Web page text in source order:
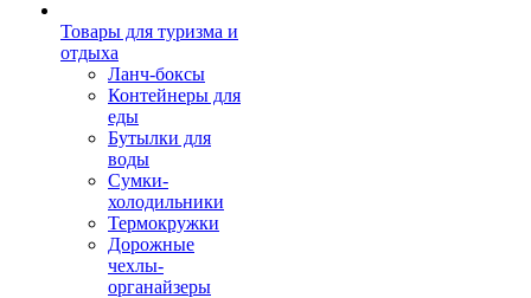
Товары для туризма и
отдыха
Ланч-боксы
Контейнеры для
еды
Бутылки для
воды
Сумки-
холодильники
Термокружки
Дорожные
чехлы-
органайзеры